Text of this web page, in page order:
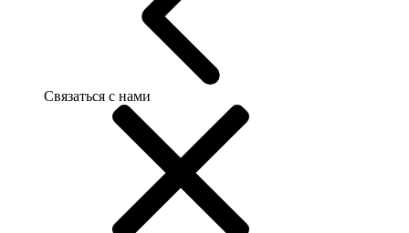
Связаться с нами